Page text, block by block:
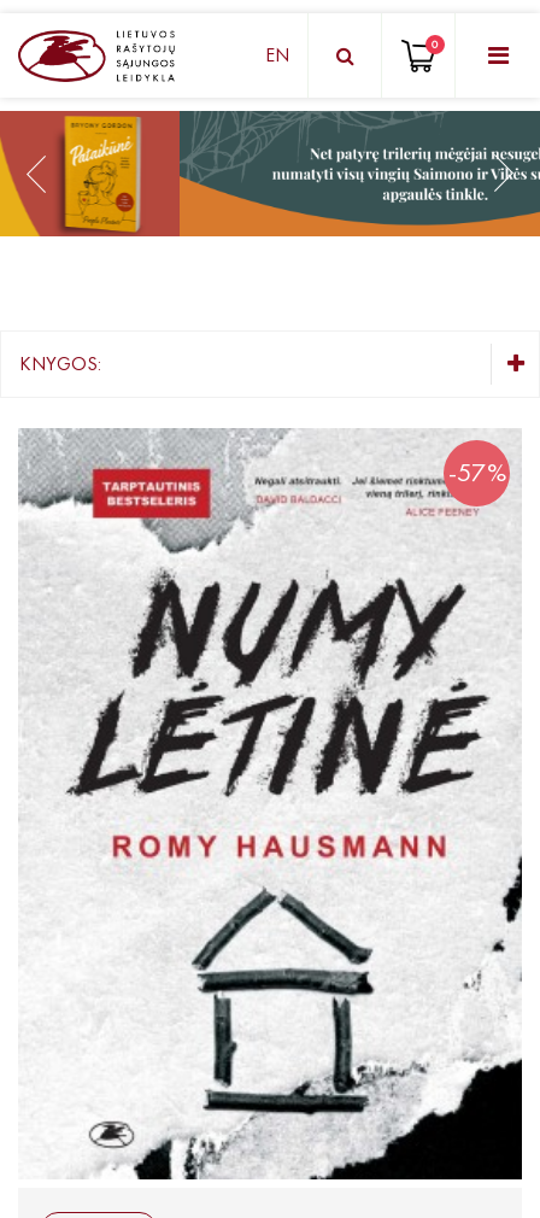
KNYGŲ DĖŽUTĖ - STAIGMENA
Grožinė literatūra
Knygos su autografais
KNYGOS PIGIAU
Išparduota
EN 0
KNYGOS:
Grožinė literatūra
Lietuvių autorių literatūra
Užsienio autorių literatūra
Trileriai, detektyvai
Klasika
Apsakymai, novelės
Poezija, pjesės
Esė
Pirmoji knyga (PK)
Lietuvių literatūros lobynas. XX amžius
Knygos vaikams ir paaugliams
Negrožinė literatūra
El. knygos
Audioknygos
Knygos su autografais
KNYGOS PIGIAU
Išparduota
-57%